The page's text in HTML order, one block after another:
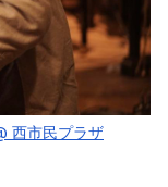
西市民プラザ